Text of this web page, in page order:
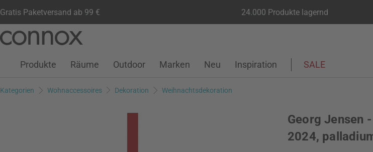
Gratis Paketversand ab 99 € 24.000 Produkte lagernd
Seiteninhalt
Suchfeld
Kundenkonto
Wunschliste
Warenkorb
Produkte Räume Outdoor Marken Neu Inspiration SALE
Kategorien Wohnaccessoires Dekoration Weihnachtsdekoration
Georg Jensen
2024,